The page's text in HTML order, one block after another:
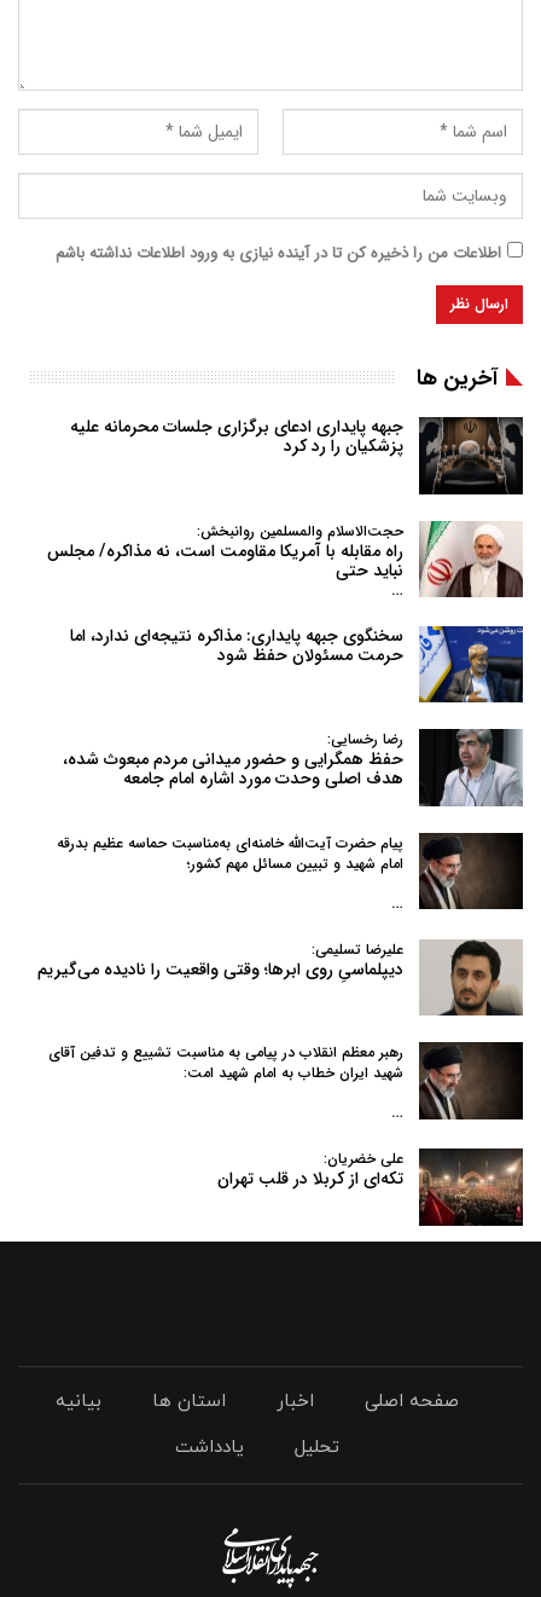
اطلاعات من را ذخیره کن تا در آینده نیازی به ورود اطلاعات نداشته باشم
آخرین ها
جبهه پایداری ادعای برگزاری جلسات محرمانه علیه
پزشکیان را رد کرد
حجت‌الاسلام والمسلمین روانبخش:
راه مقابله با آمریکا مقاومت است، نه مذاکره/ مجلس
نباید حتی
…
سخنگوی جبهه پایداری: مذاکره نتیجه‌ای ندارد، اما
حرمت مسئولان حفظ شود
رضا رخسایی:
حفظ همگرایی و حضور میدانی مردم مبعوث شده،
هدف اصلی وحدت مورد اشاره امام جامعه
پیام حضرت آیت‌الله خامنه‌ای به‌مناسبت حماسه عظیم بدرقه
امام شهید و تبیین مسائل مهم کشور؛
…
علیرضا تسلیمی:
دیپلماسیِ روی ابرها؛ وقتی واقعیت را نادیده می‌گیریم
رهبر معظم انقلاب در پیامی به‌ مناسبت تشییع و تدفین آقای
شهید ایران خطاب به امام شهید امت:
…
علی خضریان:
تکه‌ای از کربلا در قلب تهران
صفحه اصلی اخبار استان ها
بیانیه
تحلیل
یادداشت